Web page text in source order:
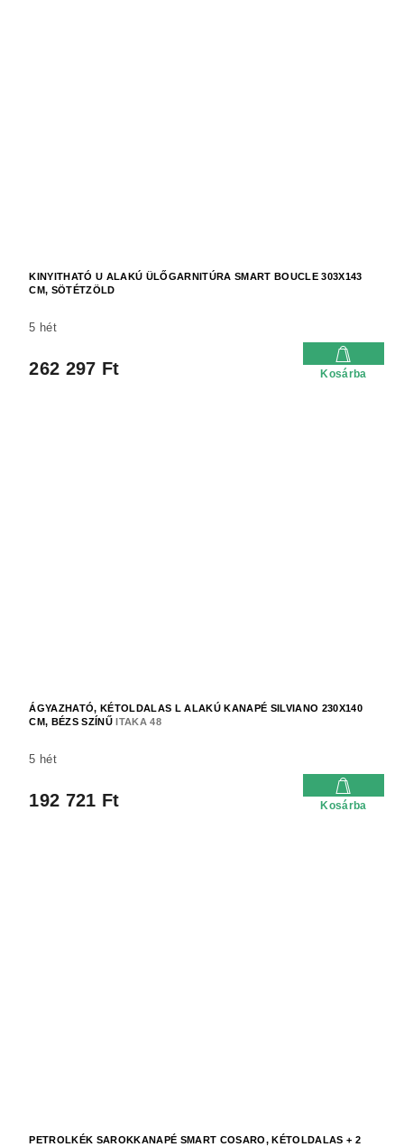
KINYITHATÓ U ALAKÚ ÜLŐGARNITÚRA SMART BOUCLE 303X143
CM, SÖTÉTZÖLD
5 hét
262 297 Ft Kosárba
ÁGYAZHATÓ, KÉTOLDALAS L ALAKÚ KANAPÉ SILVIANO 230X140
CM, BÉZS SZÍNŰITAKA 48
5 hét
192 721 Ft Kosárba
PETROLKÉK SAROKKANAPÉ SMART COSARO, KÉTOLDALAS + 2